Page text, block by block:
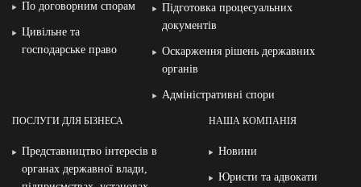
По договорним спорам
Цивільне та
господарське право
Підготовка процесуальних
документів
Оскарження рішень державних
органів
Адміністративні спори
ПОСЛУГИ ДЛЯ БІЗНЕСА
Представництво інтересів в
органах державної влади,
НАША КОМПАНІЯ
Новини
Юристи та адвокати